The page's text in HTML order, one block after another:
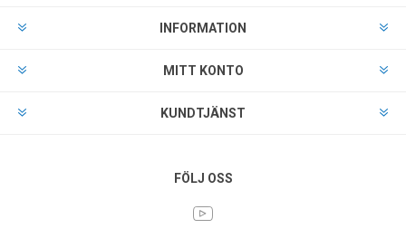
INFORMATION
MITT KONTO
KUNDTJÄNST
FÖLJ OSS